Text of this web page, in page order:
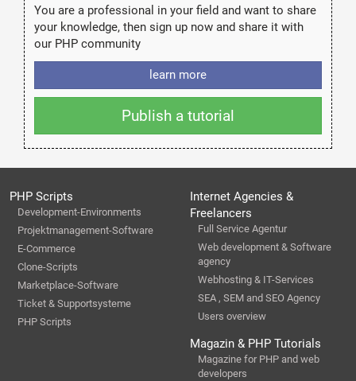
You are a professional in your field and want to share
your knowledge, then sign up now and share it with
our PHP community
learn more
Publish a tutorial
PHP Scripts
Development-Environments
Projektmanagement-Software
E-Commerce
Clone-Scripts
Marketplace-Software
Ticket & Supportsysteme
PHP Scripts
Internet Agencies &
Freelancers
Full Service Agentur
Web development & Software
agency
Webhosting & IT-Services
SEA , SEM and SEO Agency
Users overview
Magazin & PHP Tutorials
Magazine for PHP and web
developers